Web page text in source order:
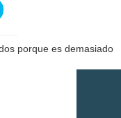
porque es demasiado